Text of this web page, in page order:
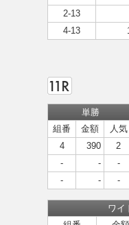
2-13
4-13
単勝
組番
金額
人気
4
390
2
-
-
-
-
- -
ワイ